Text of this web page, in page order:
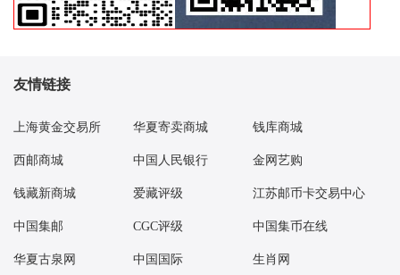
08：38 莫高窟二小型张好品8.20元成交131张
08：49 现代桥梁建设小型张好品4.80元成交40张
08：54 双联白片好品21.00元成交100枚
08：54 洞庭湖小型张原封7.00元成交500张
08：56 书法篆书二小型张原盒11.50元成交300枚
08：59 浴马图小型张（评级版）好品885.00元成交4张
友情链接
上海黄金交易所 华夏寄卖商城 钱库商城
西邮商城 中国人民银行 金网艺购
钱藏新商城 爱藏评级 江苏邮币卡交易中心
中国集邮 CGC评级 中国集币在线
华夏古泉网 中国国际 生肖网